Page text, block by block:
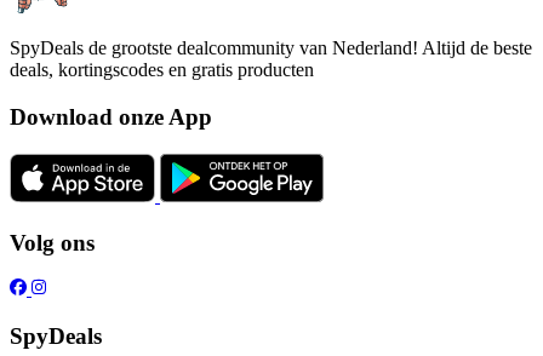
SpyDeals de grootste dealcommunity van Nederland! Altijd de beste
deals, kortingscodes en gratis producten
Download onze App
Volg ons
SpyDeals